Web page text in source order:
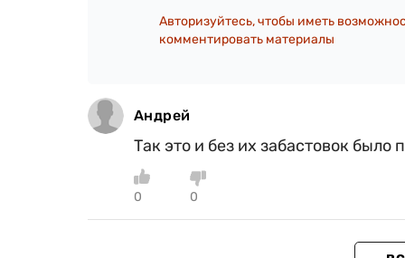
Авторизуйтесь, чтобы иметь
комментировать материалы
Андрей
Так это и без их забастовок было
0 0